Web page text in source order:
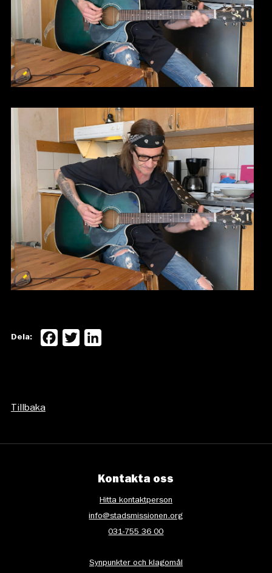
Dela: Facebook
Twitter
Tillbaka
Kontakta oss
Hitta kontaktperson
info@stadsmissionen.org
031-755 36 00
Synpunkter och klagomål